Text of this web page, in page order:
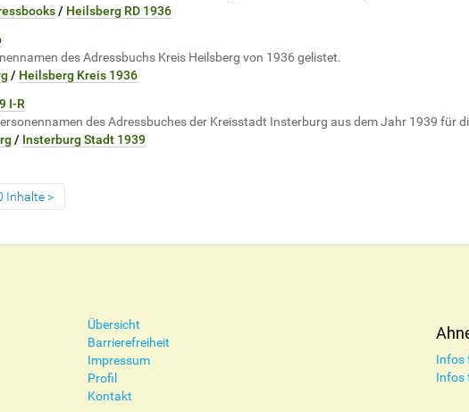
/ Heilsberg RD 1936
des Adressbuchs Kreis Heilsberg von 1936 gelistet.
/ Heilsberg Kreis 1936
I-R
des Adressbuches der Kreisstadt Insterburg aus dem Jahr 1939 für
/ Insterburg Stadt 1939
Inhalte
Übersicht
Barrierefreiheit
Impressum
Profil
Kontakt
Infos
Infos